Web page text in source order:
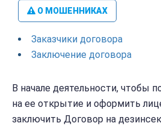
О МОШЕННИКАХ
Заказчики договора
Заключение договора
В начале деятельности, чтобы
на ее открытие и оформить
заключить Договор на